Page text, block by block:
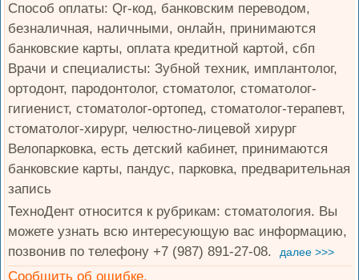
Способ оплаты: Qr-код, банковским переводом,
безналичная, наличными, онлайн, принимаются
банковские карты, оплата кредитной картой, сбп
Врачи и специалисты: Зубной техник, имплантолог,
ортодонт, пародонтолог, стоматолог, стоматолог-
гигиенист, стоматолог-ортопед, стоматолог-терапевт,
стоматолог-хирург, челюстно-лицевой хирург
Велопарковка, есть детский кабинет, принимаются
банковские карты, пандус, парковка, предварительная
запись
ТехноДент относится к рубрикам: стоматология. Вы
можете узнать всю интересующую вас информацию,
позвонив по телефону +7 (987) 891-27-08.
далее >>>
Сообщить об ошибке.